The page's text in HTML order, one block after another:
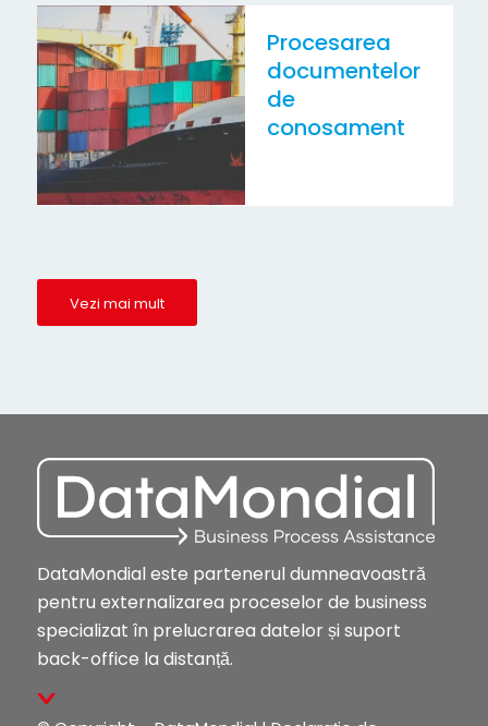
Procesarea
documentelor
de
conosament
Vezi mai mult
DataMondial este partenerul dumneavoastră
pentru externalizarea proceselor de business
specializat în prelucrarea datelor și suport
back-office la distanță.